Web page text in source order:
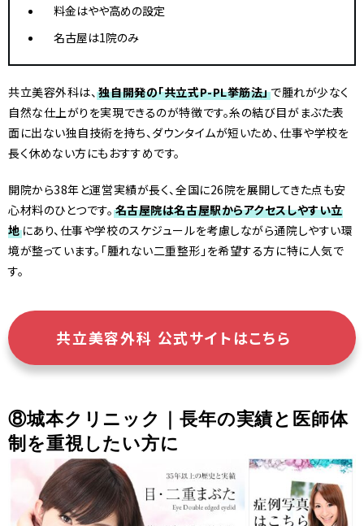
料金はやや高めの設定
名古屋は1院のみ
共立美容外科は、独自開発の「共立式P-PL挙筋法」で腫れが少なく
自然な仕上がりを実現できるのが特徴です。糸の結び目がまぶた表
面に出ない独自技術を持ち、ダウンタイムが短いため、仕事や学校を
長く休めない方にもおすすめです。
開院から38年と運営実績が長く、全国に26院を展開してきた点も安
心材料のひとつです。 名古屋院は名古屋駅からアクセスしやすい立
地にあり、仕事や学校のスケジュールを考慮しながら通院しやすい環
境が整っています。「腫れない二重整形」を希望する方に特に人気で
す。
共立美容外科 公式サイトはこちら
⑧城本クリニック｜長年の実績と医師体
制を重視したい方に